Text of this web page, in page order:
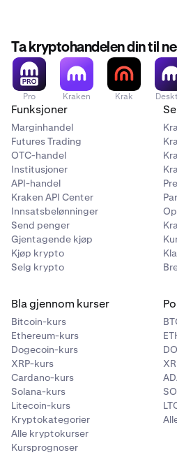
✅
Base
✅
✅
Polygon
✅
✅
Blast
✅
✅
Linea
✅
✅
Ta kryptohandelen din til
Pro Kraken Krak
Funksjoner
Marginhandel
Futures Trading
OTC-handel
Institusjoner
API-handel
Kraken API Center
Innsatsbelønninger
Send penger
Gjentagende kjøp
Kjøp krypto
Selg krypto
Bla gjennom kurser
Bitcoin-kurs
Ethereum-kurs
Dogecoin-kurs
XRP-kurs
Cardano-kurs
Solana-kurs
Litecoin-kurs
Kryptokategorier
Alle kryptokurser
Kursprognoser